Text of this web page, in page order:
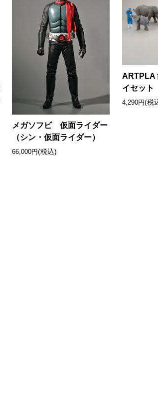
メガソフビ 仮面ライダー
（シン・仮面ライダー）
66,000円(税込)
ARTPLA
イセット
4,290円(税